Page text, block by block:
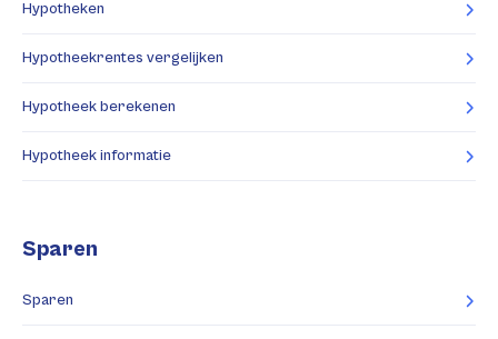
Hypotheken
Hypotheekrentes vergelijken
Hypotheek berekenen
Hypotheek informatie
Sparen
Sparen